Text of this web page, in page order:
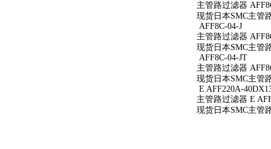
主管路过滤器
现货日本SMC主管
AFF8C-04-J
主管路过滤器
现货日本SMC主管
AFF8C-04-JT
主管路过滤器
现货日本SMC主管
E AFF220A-
主管路过滤器 E
现货日本SMC主管